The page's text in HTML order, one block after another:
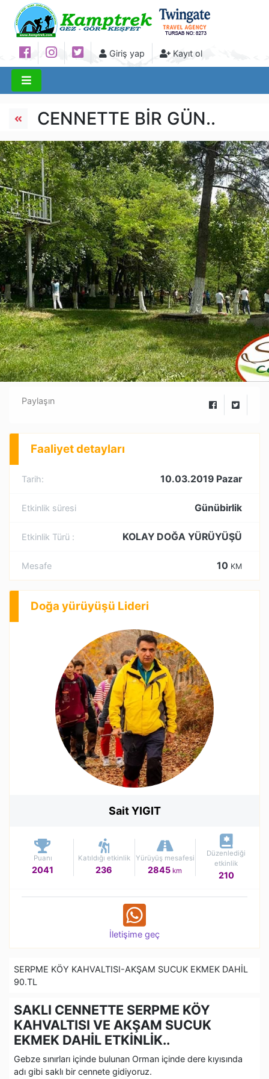
Giriş yap Kayıt ol
CENNETTE BİR GÜN..
Paylaşın
Faaliyet detayları
Tarih: 10.03.2019 Pazar
Etkinlik süresi Günübirlik
Etkinlik Türü : KOLAY DOĞA YÜRÜYÜŞÜ
Mesafe 10 KM
Doğa yürüyüşü Lideri
Sait YIGIT
Puanı
2041
Katıldığı etkinlik
236
Yürüyüş mesafesi
2845km
Düzenlediği
etkinlik
210
İletişime geç
SERPME KÖY KAHVALTISI-AKŞAM SUCUK EKMEK DAHİL
90.TL
SAKLI CENNETTE SERPME KÖY
KAHVALTISI VE AKŞAM SUCUK
EKMEK DAHİL ETKİNLİK..
Gebze sınırları içinde bulunan Orman içinde dere kıyısında
adı gibi saklı bir cennete gidiyoruz.